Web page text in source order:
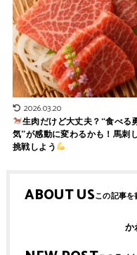
2026.03.20
生肉だけど大丈夫？“食べる
気”が感動に変わるかも！馬刺
挑戦しよう
ABOUT US
か